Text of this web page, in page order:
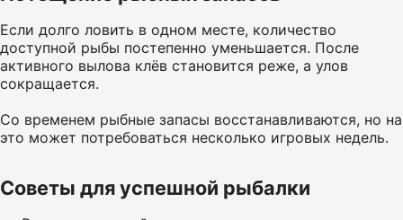
Если долго ловить в одном месте, количество
доступной рыбы постепенно уменьшается. После
активного вылова клёв становится реже, а улов
сокращается.
Со временем рыбные запасы восстанавливаются, но на
это может потребоваться несколько игровых недель.
Советы для успешной рыбалки